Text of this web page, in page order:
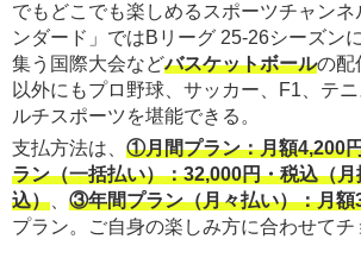
でもどこでも楽しめるスポーツチャン
ンダード」ではBリーグ 25-26シーズン
集う国際大会などバスケットボールの配
以外にもプロ野球、サッカー、F1、テ
ルチスポーツを堪能できる。
支払方法は、 ①月間プラン：月額4,200
ラン（一括払い）：32,000円・税込（
込）、 ③年間プラン（月々払い）：月額
プラン。ご自身の楽しみ方に合わせてチ